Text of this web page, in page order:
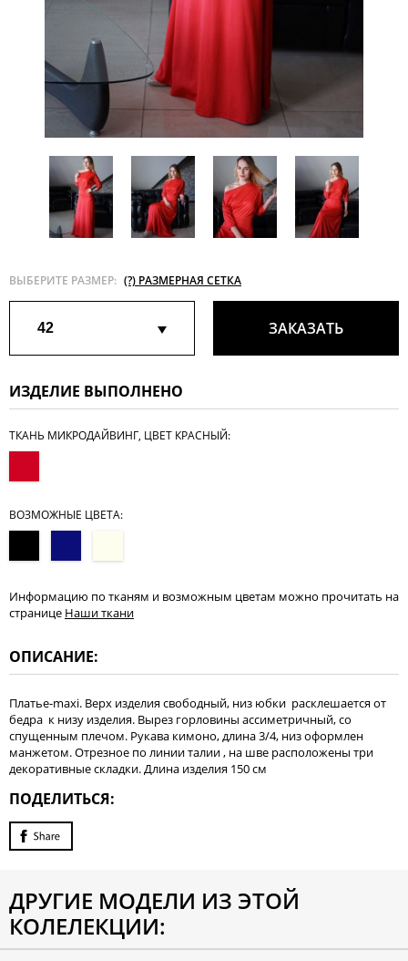
ВЫБЕРИТЕ РАЗМЕР: (?) РАЗМЕРНАЯ СЕТКА
42 ЗАКАЗАТЬ
ИЗДЕЛИЕ ВЫПОЛНЕНО
ТКАНЬ МИКРОДАЙВИНГ, ЦВЕТ КРАСНЫЙ:
ВОЗМОЖНЫЕ ЦВЕТА:
Информацию по тканям и возможным цветам можно прочитать на
странице Наши ткани
ОПИСАНИЕ:
Платье-maxi. Верх изделия свободный, низ юбки расклешается от
бедра к низу изделия. Вырез горловины ассиметричный, со
спущенным плечом. Рукава кимоно, длина 3/4, низ оформлен
манжетом. Отрезное по линии талии , на шве расположены три
декоративные складки. Длина изделия 150 см
ПОДЕЛИТЬСЯ:
ДРУГИЕ МОДЕЛИ ИЗ ЭТОЙ
КОЛЕЛЕКЦИИ: